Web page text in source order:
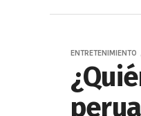
ENTRETENIMIENTO